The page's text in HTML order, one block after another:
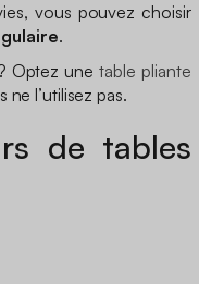
vous pouvez choisir
.
Optez unetable pliante
l’utilisez pas.
de tables